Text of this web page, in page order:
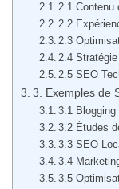
2.1 Contenu
2.2
2.3
2.4
2.5 SEO
3. Exemples de
3.1 Blogging
3.2 Études
3.3 SEO
3.4
3.5